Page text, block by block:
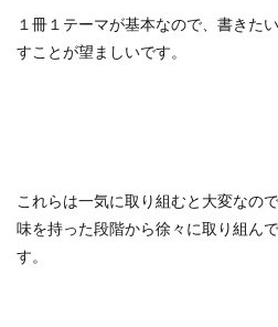
１冊１テーマが基本なので、書きた
すことが望ましいです。
これらは一気に取り組むと大変なの
味を持った段階から徐々に取り組ん
す。